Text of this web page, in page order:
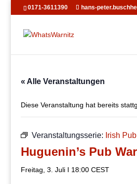
0171-3611390 hans-
« Alle Veranstaltungen
Diese Veranstaltung hat bereits
Veranstaltungsserie: Irish
Huguenin’s Pub
Freitag, 3. Juli I 18:00 CEST